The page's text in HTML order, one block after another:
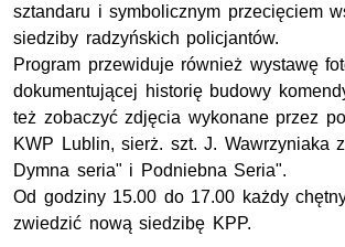
sztandaru i symbolicznym przecięciem
siedziby radzyńskich policjantów.
Program przewiduje również wystawę
dokumentującej historię budowy
też zobaczyć zdjęcia wykonane przez
KWP Lublin, sierż. szt. J. Wawrzyniaka
Dymna seria" i Podniebna Seria".
Od godziny 15.00 do 17.00 każdy
zwiedzić nową siedzibę KPP.